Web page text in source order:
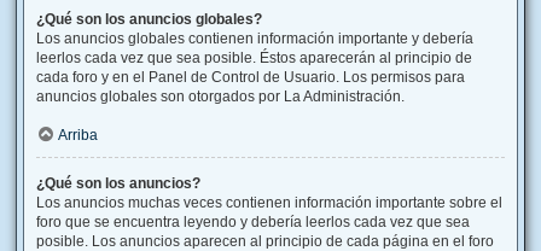
¿Qué son los anuncios globales?
Los anuncios globales contienen información importante y debería
leerlos cada vez que sea posible. Éstos aparecerán al principio de
cada foro y en el Panel de Control de Usuario. Los permisos para
anuncios globales son otorgados por La Administración.
Arriba
¿Qué son los anuncios?
Los anuncios muchas veces contienen información importante sobre el
foro que se encuentra leyendo y debería leerlos cada vez que sea
posible. Los anuncios aparecen al principio de cada página en el foro